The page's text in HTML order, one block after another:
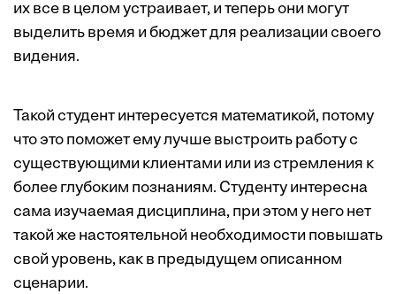
их все в целом устраивает, и теперь они могут
выделить время и бюджет для реализации своего
видения.
Такой студент интересуется математикой, потому
что это поможет ему лучше выстроить работу с
существующими клиентами или из стремления к
более глубоким познаниям. Студенту интересна
сама изучаемая дисциплина, при этом у него нет
такой же настоятельной необходимости повышать
свой уровень, как в предыдущем описанном
сценарии.